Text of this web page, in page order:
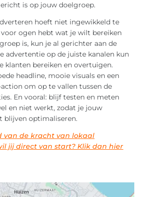
is op jouw doelgroep.
hoeft niet ingewikkeld te
voor ogen hebt wat je wilt bereiken
is, kun je al gerichter aan de
advertentie op de juiste kanalen kun
klanten bereiken en overtuigen.
headline, mooie visuals en een
om op te vallen tussen de
En vooral: blijf testen en meten
en niet werkt, zodat je jouw
blijven optimaliseren.
van de kracht van lokaal
jij direct van start? Klik dan hier